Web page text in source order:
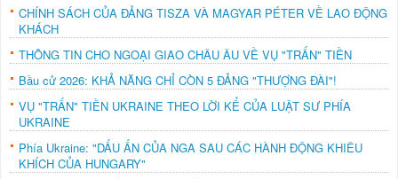
CHÍNH SÁCH CỦA ĐẢNG TISZA VÀ MAGYAR PÉTER VỀ LAO ĐỘNG
KHÁCH
THÔNG TIN CHO NGOẠI GIAO CHÂU ÂU VỀ VỤ "TRẤN" TIỀN
Bầu cử 2026: KHẢ NĂNG CHỈ CÒN 5 ĐẢNG "THƯỢNG ĐÀI"!
VỤ "TRẤN" TIỀN UKRAINE THEO LỜI KỂ CỦA LUẬT SƯ PHÍA
UKRAINE
Phía Ukraine: "DẤU ẤN CỦA NGA SAU CÁC HÀNH ĐỘNG KHIÊU
KHÍCH CỦA HUNGARY"